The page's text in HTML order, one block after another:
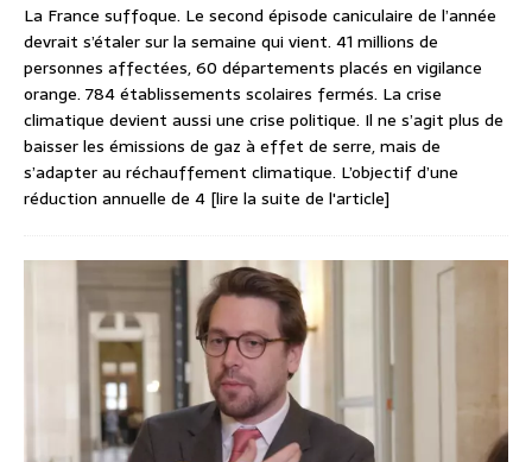
La France suffoque. Le second épisode caniculaire de l’année
devrait s’étaler sur la semaine qui vient. 41 millions de
personnes affectées, 60 départements placés en vigilance
orange. 784 établissements scolaires fermés. La crise
climatique devient aussi une crise politique. Il ne s’agit plus de
baisser les émissions de gaz à effet de serre, mais de
s’adapter au réchauffement climatique. L’objectif d’une
réduction annuelle de 4 [lire la suite de l'article]